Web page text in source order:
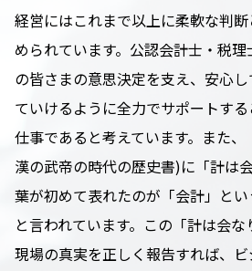
経営にはこれまで以上に柔軟な判
められています。公認会計士・税
の皆さまの意思決定を支え、安心
ていけるように全力でサポートす
仕事であると考えています。また
漢の武帝の時代の歴史書)に「計は
葉が初めて表れたのが「会計」と
と言われています。この「計は会
現場の真実を正しく報告すれば、